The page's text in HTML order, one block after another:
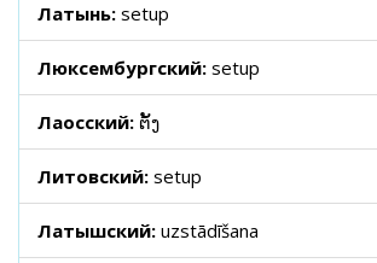
Латынь: setup
Люксембургский: setup
Лаосский: ຕັ້ງ
Литовский: setup
Латышский: uzstādīšana